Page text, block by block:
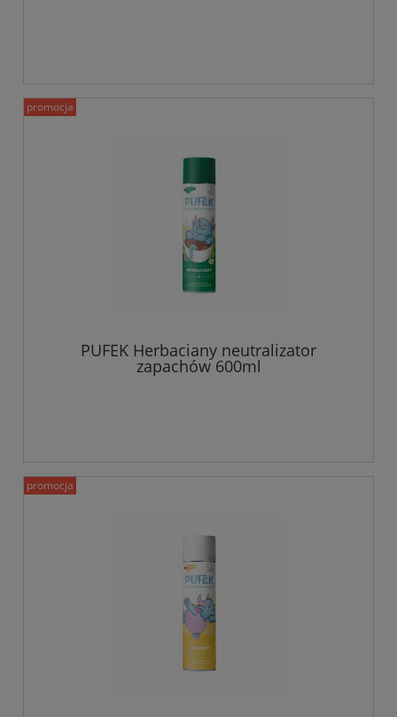
PUFEK Herbaciany neutralizator
zapachów 600ml
promocja
promocja